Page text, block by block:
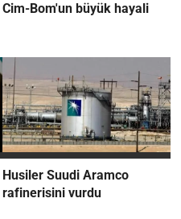
Cim-Bom'un büyük hayali
Husiler Suudi Aramco
rafinerisini vurdu